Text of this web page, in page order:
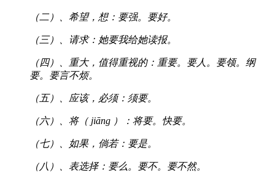
（二）、希望，想：要强。要好。
（三）、请求：她要我给她读报。
（四）、重大，值得重视的：重要。要人。要领。纲
要。要言不烦。
（五）、应该，必须：须要。
（六）、将（ jiāng ）：将要。快要。
（七）、如果，倘若：要是。
（八）、表选择：要么。要不。要不然。